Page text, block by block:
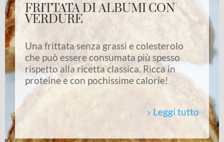
FRITTATA DI ALBUMI CON
VERDURE
Una frittata senza grassi e colesterolo
che può essere consumata più spesso
rispetto alla ricetta classica. Ricca in
proteine e con pochissime calorie!
Leggi tutto